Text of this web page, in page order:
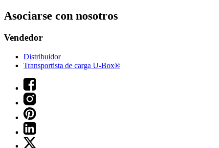
Asociarse con nosotros
Vendedor
Distribuidor
Transportista de carga U-Box®